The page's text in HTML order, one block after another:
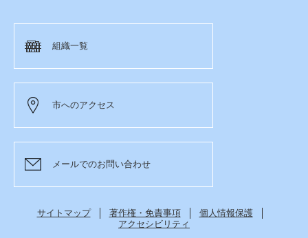
組織一覧
市へのアクセス
メールでのお問い合わせ
サイトマップ 著作権・免責事項
個人情報保護
アクセシビリティ